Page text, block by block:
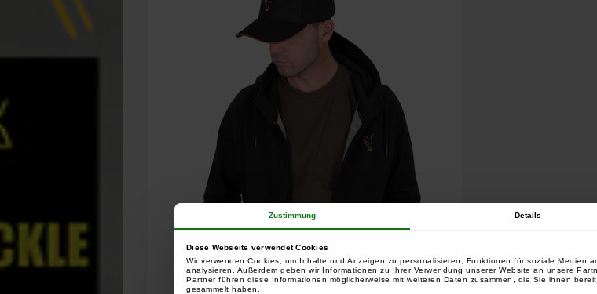
Zustimmung Details
Diese Webseite verwendet Cookies
Wir verwenden Cookies, um Inhalte und Anzeigen zu personalisieren, Funktionen für soziale Medien
analysieren. Außerdem geben wir Informationen zu Ihrer Verwendung unserer Website an unsere
Partner führen diese Informationen möglicherweise mit weiteren Daten zusammen, die Sie ihnen
gesammelt haben.